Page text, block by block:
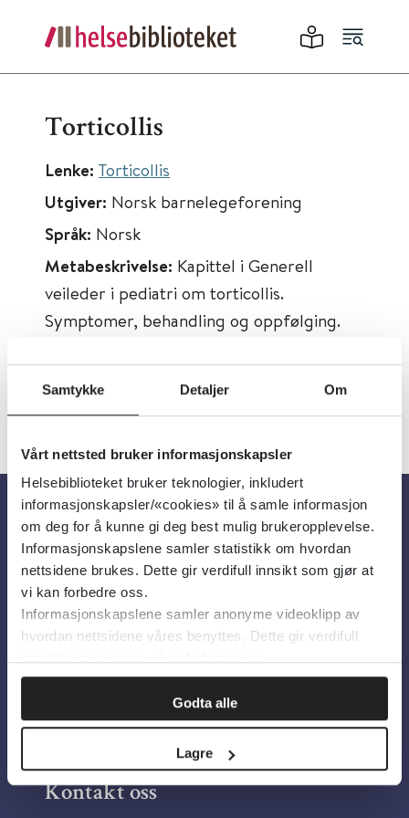
Samtykke Detaljer Om
Vårt nettsted bruker informasjonskapsler
Helsebiblioteket bruker teknologier, inkludert
informasjonskapsler/«cookies» til å samle informasjon
om deg for å kunne gi deg best mulig brukeropplevelse.
Informasjonskapslene samler statistikk om hvordan
nettsidene brukes. Dette gir verdifull innsikt som gjør at
vi kan forbedre oss.
Informasjonskapslene samler anonyme videoklipp av
hvordan nettsidene våres benyttes. Dette gir verdifull
Godta alle
Lagre
Torticollis
Lenke: Torticollis
Utgiver: Norsk barnelegeforening
Språk: Norsk
Metabeskrivelse: Kapittel i Generell
veileder i pediatri om torticollis.
Symptomer, behandling og oppfølging.
Om oss
Om Helsebiblioteket
Personvern og informasjonskapsler
Tilgjengelighetserklæring
Bilder fra Colourbox.com
Kontakt oss